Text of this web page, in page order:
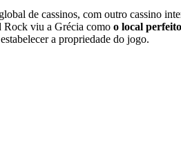
de cassinos, com outro cassino
Rock viu a Grécia como o local
a propriedade do jogo.